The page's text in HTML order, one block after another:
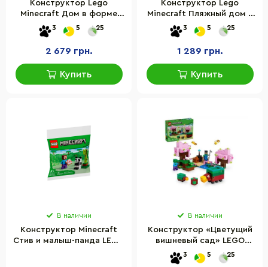
Конструктор Lego
Minecraft Дом в форме
лягушки 21256LG, 400
деталей
3 5 25
2 679 грн.
Купить
Конструктор Lego
Minecraft Пляжный дом в
форме черепахи 21254,
234 детали
3 5 25
1 289 грн.
Купить
В наличии
Конструктор Minecraft
Стив и малыш-панда LEGO
В наличии
Конструктор «Цветущий
вишневый сад» LEGO
21260, 304 делатей
3 5 25